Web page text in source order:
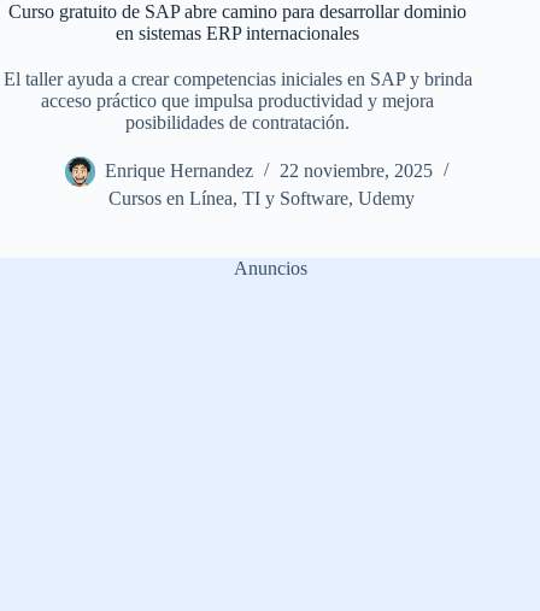
Curso gratuito de SAP abre camino para desarrollar dominio
en sistemas ERP internacionales
El taller ayuda a crear competencias iniciales en SAP y brinda
acceso práctico que impulsa productividad y mejora
posibilidades de contratación.
Enrique Hernandez
22 noviembre, 2025
Cursos en Línea,TI y Software,Udemy
Anuncios